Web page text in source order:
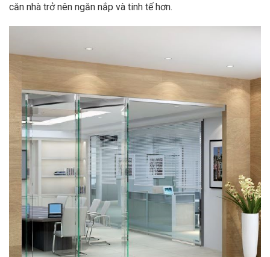
căn nhà trở nên ngăn nắp và tinh tế hơn.